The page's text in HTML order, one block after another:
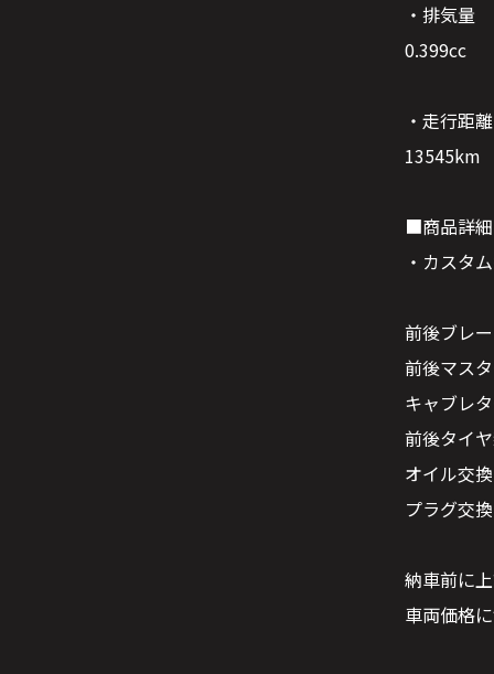
・排気量
0.399cc
・走行距離
13545km
■商品詳細
・カスタ
前後ブレ
前後マス
キャブレ
前後タイ
オイル交換
プラグ交換
納車前に
車両価格